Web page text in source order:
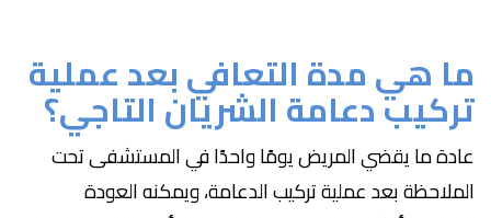
ما هي مدة التعافي بعد عملية
تركيب دعامة الشريان التاجي؟
عادة ما يقضي المريض يومًا واحدًا في المستشفى تحت
الملاحظة بعد عملية تركيب الدعامة، ويمكنه العودة